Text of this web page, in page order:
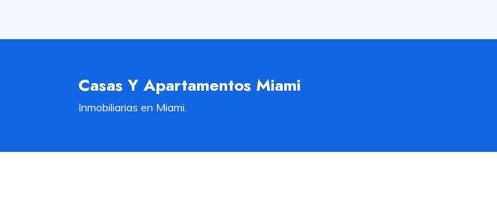
Casas Y Apartamentos Miami
Inmobiliarias en Miami.